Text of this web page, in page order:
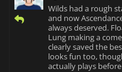
Wilds had a rough
and now
always deserved.
Lung making a
clearly saved the
looks fun too,
actually plays